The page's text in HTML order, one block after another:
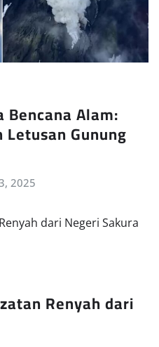
Bencana Alam:
Gunung
2025
Renyah dari